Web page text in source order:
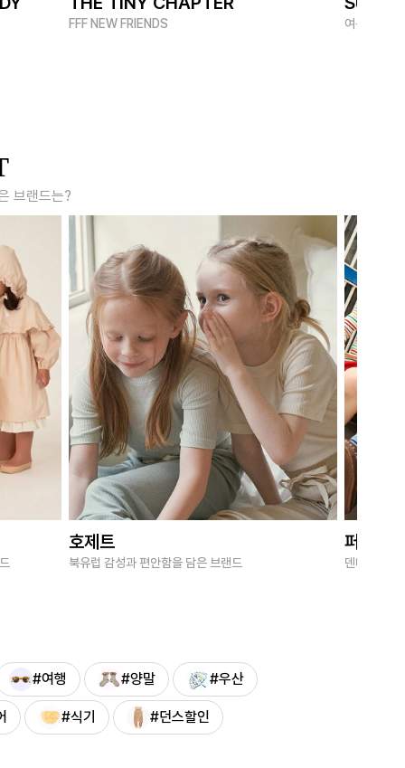
FFF NEW FRIENDS 여름 멋쟁
브랜드는?
호제트
북유럽 감성과 편안함을 담은 브랜드
퍼브키
덴마크 감
#여행 #양말 #우산
#식기 #던스할인